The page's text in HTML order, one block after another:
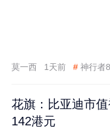
莫一西 1天前 # 神行者8
花旗：比亚迪市
142港元